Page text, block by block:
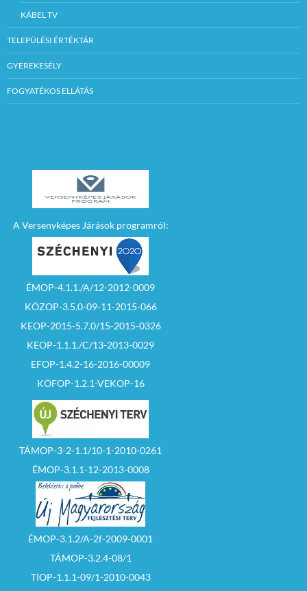
KÁBEL TV
TELEPÜLÉSI ÉRTÉKTÁR
GYEREKESÉLY
FOGYATÉKOS ELLÁTÁS
A Versenyképes Járások programról:
ÉMOP-4.1.1./A/12-2012-0009
KÖZOP-3.5.0-09-11-2015-066
KEOP-2015-5.7.0/15-2015-0326
KEOP-1.1.1./C/13-2013-0029
EFOP-1.4.2-16-2016-00009
KÖFOP-1.2.1-VEKOP-16
TÁMOP-3-2-1.1/10-1-2010-0261
ÉMOP-3.1.1-12-2013-0008
ÉMOP-3.1.2/A-2f-2009-0001
TÁMOP-3.2.4-08/1
TIOP-1.1.1-09/1-2010-0043